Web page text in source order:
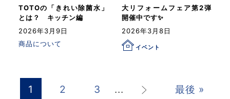
TOTOの「きれい除菌水」
とは？ キッチン編
2026年3月9日
商品について
大リフォームフェア第2弾
開催中です✨
2026年3月8日
イベント
1 2 3 ... > 最後 »